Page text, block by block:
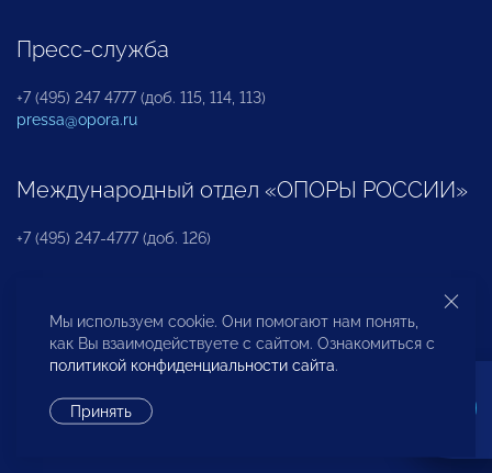
Пресс-служба
+7 (495) 247 4777 (доб. 115, 114, 113)
pressa@opora.ru
Международный отдел «ОПОРЫ РОССИИ»
+7 (495) 247-4777 (доб. 126)
Бюро по защите прав предпринимателей и
инвесторов
Мы используем cookie. Они помогают нам понять,
как Вы взаимодействуете с сайтом. Ознакомиться с
политикой конфиденциальности сайта.
Принять